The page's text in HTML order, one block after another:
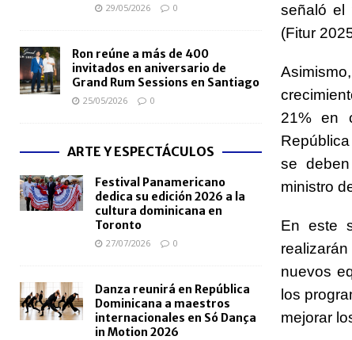
señaló el
(Fitur
21% en
se
ministro
En este
nuevos
los
mejorar
29/05/2026 0
Ron reúne a más de 400
invitados en aniversario de
Grand Rum Sessions en Santiago
25/05/2026 0
ARTE Y ESPECTÁCULOS
Festival Panamericano
dedica su edición 2026 a la
cultura dominicana en
Toronto
27/07/2026 0
Danza reunirá en República
Dominicana a maestros
internacionales en Só Dança
in Motion 2026